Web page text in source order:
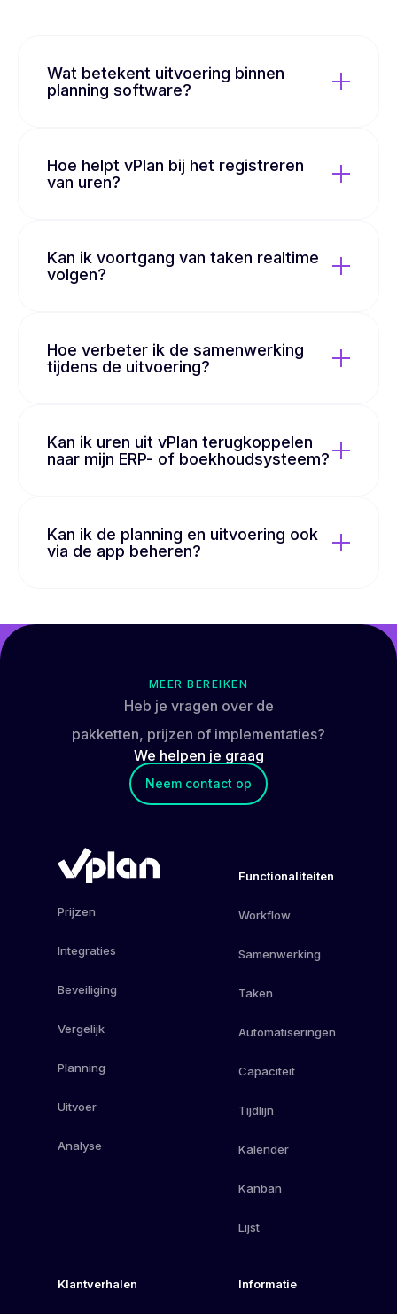
Wat betekent uitvoering binnen
planning software?
Hoe helpt vPlan bij het registreren
van uren?
Kan ik voortgang van taken realtime
volgen?
Hoe verbeter ik de samenwerking
tijdens de uitvoering?
Kan ik uren uit vPlan terugkoppelen
naar mijn ERP- of boekhoudsysteem?
Kan ik de planning en uitvoering ook
via de app beheren?
MEER BEREIKEN
Heb je vragen over de
pakketten, prijzen of implementaties?
We helpen je graag
Neem contact op
Prijzen
Integraties
Beveiliging
Vergelijk
Planning
Uitvoer
Analyse
Functionaliteiten
Workflow
Samenwerking
Taken
Automatiseringen
Capaciteit
Tijdlijn
Kalender
Kanban
Lijst
Klantverhalen Informatie